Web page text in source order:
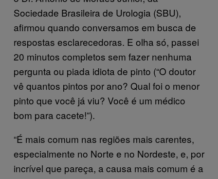
Sociedade Brasileira de Urologia (SBU),
afirmou quando conversamos em busca de
respostas esclarecedoras. E olha só, passei
20 minutos completos sem fazer nenhuma
pergunta ou piada idiota de pinto (“O doutor
vê quantos pintos por ano? Qual foi o menor
pinto que você já viu? Você é um médico
bom para cacete!”).
“É mais comum nas regiões mais carentes,
especialmente no Norte e no Nordeste, e, por
incrível que pareça, a causa mais comum é a